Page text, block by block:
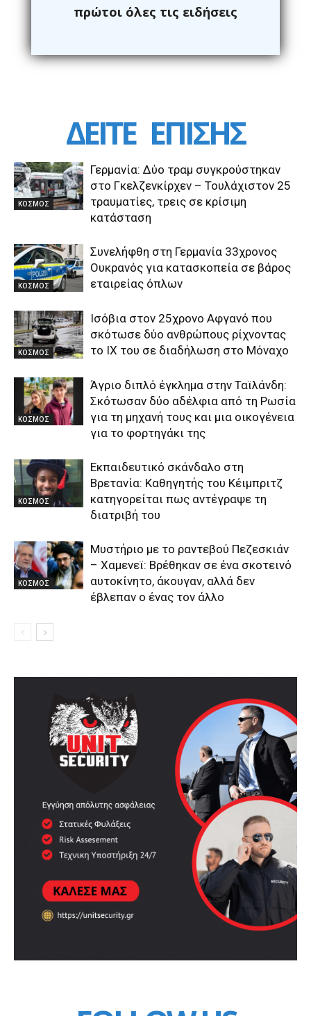
πρώτοι όλες τις ειδήσεις
ΔΕΙΤΕ ΕΠΙΣΗΣ
ΚΟΣΜΟΣ
Γερμανία: Δύο τραμ συγκρούστηκαν
στο Γκελζενκίρχεν – Τουλάχιστον 25
τραυματίες, τρεις σε κρίσιμη
κατάσταση
ΚΟΣΜΟΣ
Συνελήφθη στη Γερμανία 33χρονος
Ουκρανός για κατασκοπεία σε βάρος
εταιρείας όπλων
ΚΟΣΜΟΣ
Ισόβια στον 25χρονο Αφγανό που
σκότωσε δύο ανθρώπους ρίχνοντας
το ΙΧ του σε διαδήλωση στο Μόναχο
ΚΟΣΜΟΣ
Άγριο διπλό έγκλημα στην Ταϊλάνδη:
Σκότωσαν δύο αδέλφια από τη Ρωσία
για τη μηχανή τους και μια οικογένεια
για το φορτηγάκι της
ΚΟΣΜΟΣ
Εκπαιδευτικό σκάνδαλο στη
Βρετανία: Καθηγητής του Κέιμπριτζ
κατηγορείται πως αντέγραψε τη
διατριβή του
ΚΟΣΜΟΣ
Μυστήριο με το ραντεβού Πεζεσκιάν
– Χαμενεϊ: Βρέθηκαν σε ένα σκοτεινό
αυτοκίνητο, άκουγαν, αλλά δεν
έβλεπαν ο ένας τον άλλο